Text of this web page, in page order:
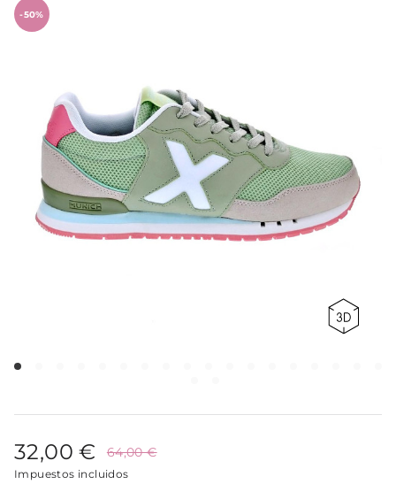
-50%
32,00 € 64,00 €
Impuestos incluidos